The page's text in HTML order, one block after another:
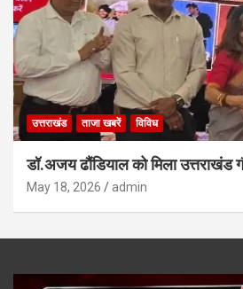
उत्तराखंड ताजा खबरें विविध
डॉ.अजय ढौंडियाल को मिला उत्तराखंड
May 18, 2026 admin